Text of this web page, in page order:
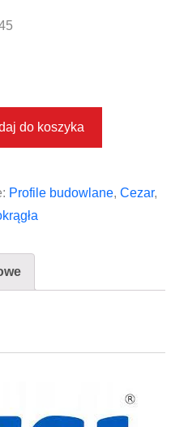
do koszyka
Profile budowlane, Cezar,